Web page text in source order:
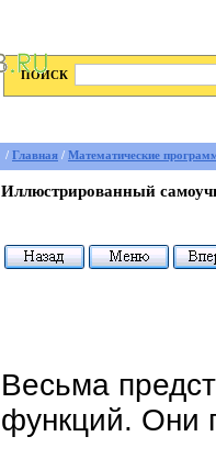
ПОИСК
/ Главная / Математические
Иллюстрированный
Весьма
функций. Они